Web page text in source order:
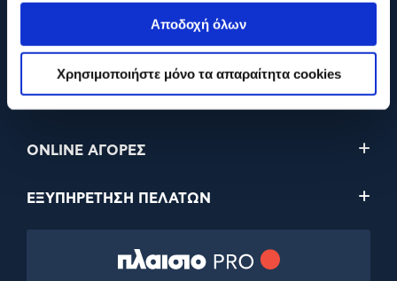
Αποδοχή όλων
Χρησιμοποιήστε μόνο τα απαραίτητα cookies
210 2895000
ONLINE ΑΓΟΡΕΣ
ΕΞΥΠΗΡΕΤΗΣΗ ΠΕΛΑΤΩΝ